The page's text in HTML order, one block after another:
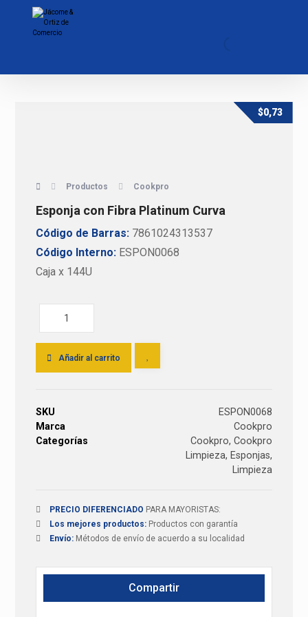
Productos Cookpro
Esponja con Fibra Platinum Curva
$0,73
Código de Barras: 7861024313537
Código Interno: ESPON0068
Caja x 144U
Añadir al carrito
SKU
ESPON0068
Marca
Cookpro
Categorías
Cookpro, Cookpro
Limpieza, Esponjas,
Limpieza
PRECIO DIFERENCIADO PARA MAYORISTAS:
Los mejores productos: Productos con garantía
Envío: Métodos de envío de acuerdo a su localidad